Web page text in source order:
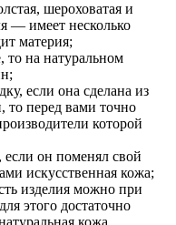
шероховатая и
— имеет несколько
материя;
то на натуральном
если она сделана из
то перед вами точно
которой
если он поменял свой
искусственная кожа;
изделия можно при
этого достаточно